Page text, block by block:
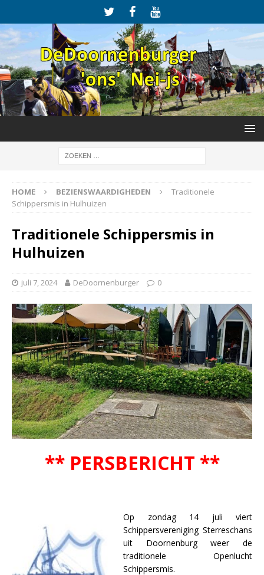
HOME BEZIENSWAARDIGHEDEN
Traditionele
Schippersmis in Hulhuizen
Traditionele Schippersmis in
Hulhuizen
juli 7, 2024 DeDoornenburger 0
** PERSBERICHT **
Op zondag 14 juli viert
Schippersvereniging Sterreschans
uit Doornenburg weer de
traditionele Openlucht
Schippersmis.